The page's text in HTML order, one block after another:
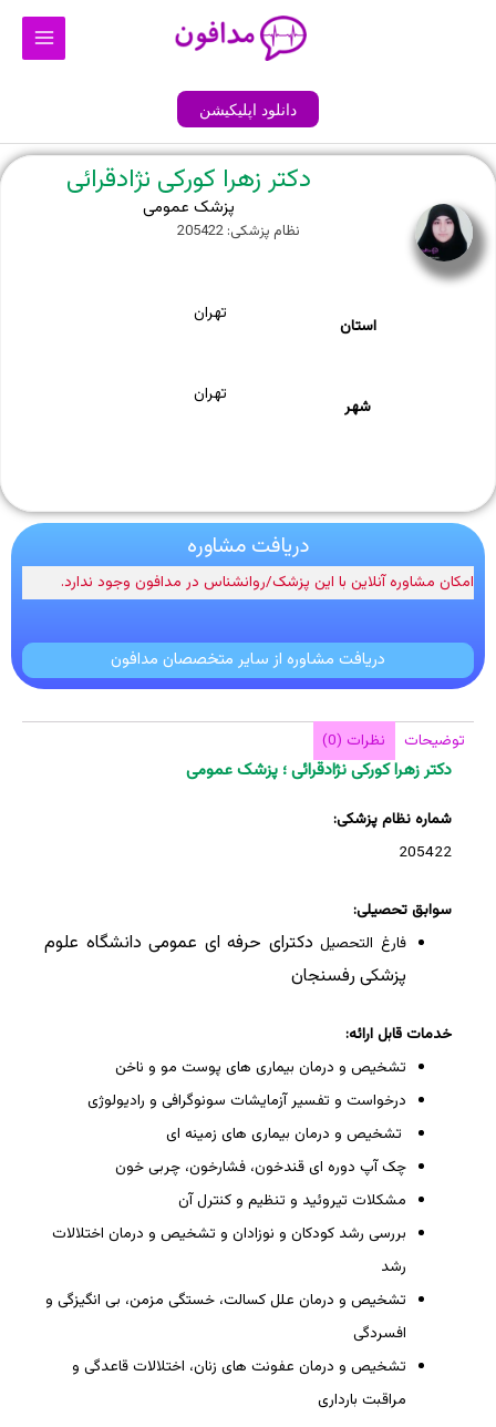
Main
دانلود اپلیکیشن
دکتر زهرا کورکی نژادقرائی
پزشک عمومی
نظام پزشکی: 205422
استان
تهران
شهر
تهران
دریافت مشاوره
امکان مشاوره آنلاین با این پزشک/روانشناس در مدافون وجود ندارد.
دریافت مشاوره از سایر متخصصان مدافون
توضیحات نظرات (0)
دکتر زهرا کورکی نژادقرائی ؛ پزشک عمومی
شماره نظام پزشکی:
205422
سوابق تحصیلی:
فارغ التحصیل دکترای حرفه ای عمومیدانشگاه علوم
پزشکی رفسنجان
خدمات قابل ارائه:
تشخیص و درمان بیماری های پوست مو و ناخن
درخواست و تفسیر آزمایشات سونوگرافی و رادیولوژی
تشخیص و درمان بیماری های زمینه ای
چک آپ دوره ای قندخون، فشارخون، چربی خون
مشکلات تیروئید و تنظیم و کنترل آن
بررسی رشد کودکان و نوزادان و تشخیص و درمان اختلالات
رشد
تشخیص و درمان علل کسالت، خستگی مزمن، بی انگیزگی و
افسردگی
تشخیص و درمان عفونت های زنان، اختلالات قاعدگی و
مراقبت بارداری